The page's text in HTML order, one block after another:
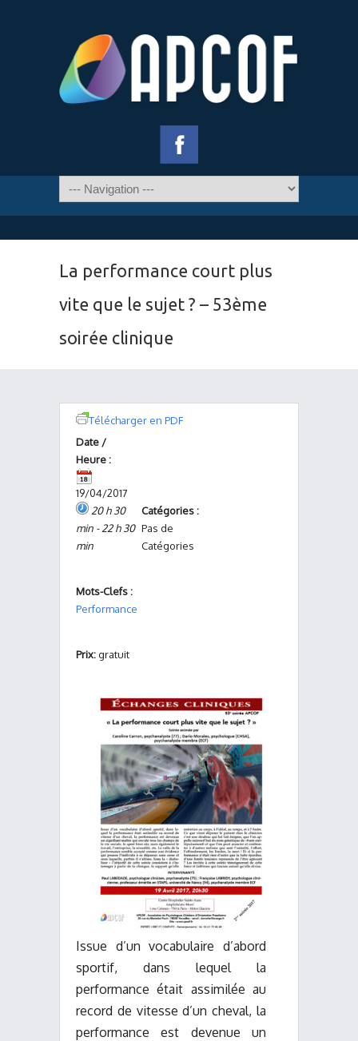
La performance court plus
vite que le sujet ? – 53ème
soirée clinique
Télécharger en PDF
Date /
Heure :
19/04/2017
20 h 30
min - 22 h 30
min
Catégories :
Pas de
Catégories
Mots-Clefs :
Performance
Prix:gratuit
Issue d’un vocabulaire d’abord
sportif, dans lequel la
performance était assimilée au
record de vitesse d’un cheval, la
performance est devenue un